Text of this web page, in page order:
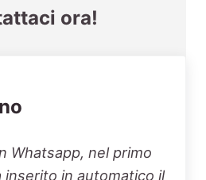
ora!
Whatsapp, nel primo
inserito in automatico il